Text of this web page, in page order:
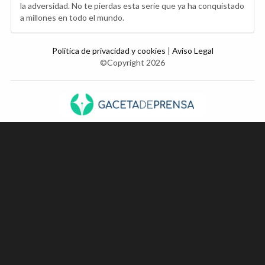
la adversidad. No te pierdas esta serie que ya ha conquistado
a millones en todo el mundo.
Política de privacidad y cookies | Aviso Legal
©Copyright 2026